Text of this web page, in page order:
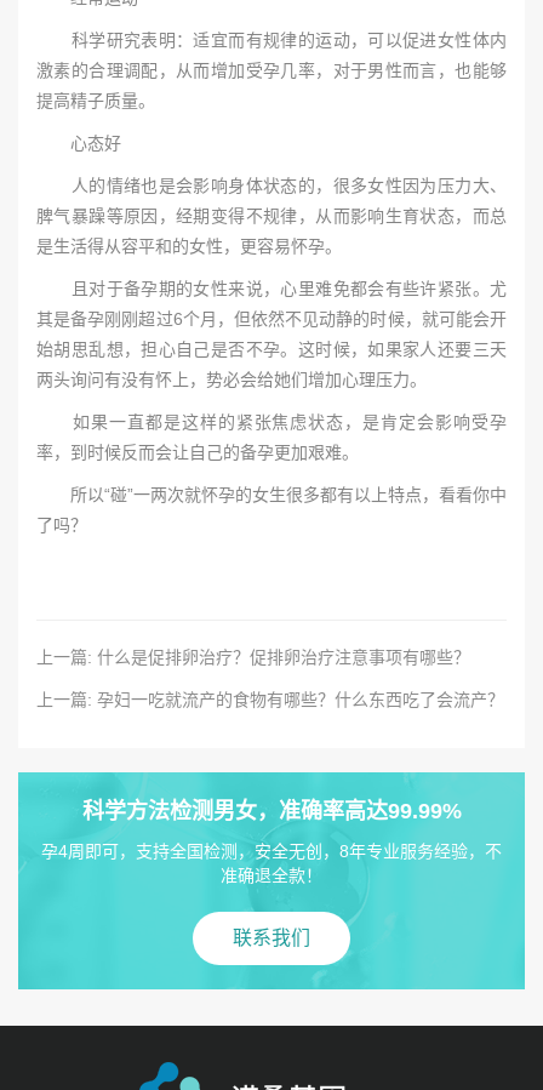
科学研究表明：适宜而有规律的运动，可以促进女性体内
激素的合理调配，从而增加受孕几率，对于男性而言，也能够
提高精子质量。
心态好
人的情绪也是会影响身体状态的，很多女性因为压力大、
脾气暴躁等原因，经期变得不规律，从而影响生育状态，而总
是生活得从容平和的女性，更容易怀孕。
且对于备孕期的女性来说，心里难免都会有些许紧张。尤
其是备孕刚刚超过6个月，但依然不见动静的时候，就可能会开
始胡思乱想，担心自己是否不孕。这时候，如果家人还要三天
两头询问有没有怀上，势必会给她们增加心理压力。
如果一直都是这样的紧张焦虑状态，是肯定会影响受孕
率，到时候反而会让自己的备孕更加艰难。
所以“碰”一两次就怀孕的女生很多都有以上特点，看看你中
了吗？
上一篇: 什么是促排卵治疗？促排卵治疗注意事项有哪些？
上一篇: 孕妇一吃就流产的食物有哪些？什么东西吃了会流产？
科学方法检测男女，准确率高达99.99%
孕4周即可，支持全国检测，安全无创，8年专业服务经验，不
准确退全款！
联系我们